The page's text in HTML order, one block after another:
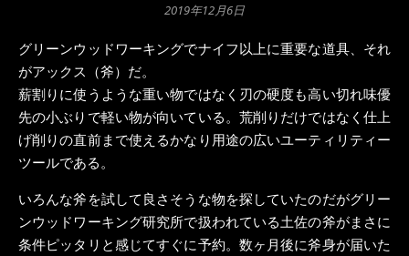
2019年12月6日
グリーンウッドワーキングでナイフ以上に重要な道具、それ
がアックス（斧）だ。
薪割りに使うような重い物ではなく刃の硬度も高い切れ味優
先の小ぶりで軽い物が向いている。荒削りだけではなく仕上
げ削りの直前まで使えるかなり用途の広いユーティリティー
ツールである。
いろんな斧を試して良さそうな物を探していたのだがグリー
ンウッドワーキング研究所で扱われている土佐の斧がまさに
条件ピッタリと感じてすぐに予約。数ヶ月後に斧身が届いた